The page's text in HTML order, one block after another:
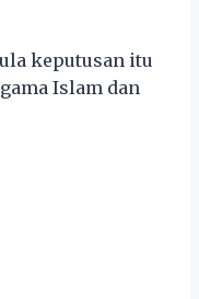
keputusan itu
Islam dan